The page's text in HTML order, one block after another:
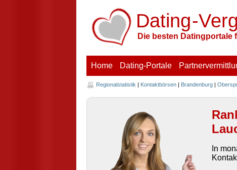
Dating-V
Die besten Datingportale
Home Dating-Portale
Regionalstatistik | Kontaktbörsen | Brandenburg |
In